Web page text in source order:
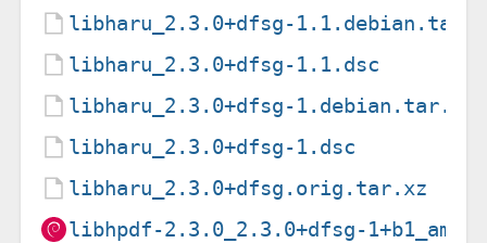
libharu_2.3.0+dfsg-
libharu_2.3.0+dfsg-1.1.dsc
libharu_2.3.0+dfsg-1.debian.tar.xz
libharu_2.3.0+dfsg-1.dsc
libharu_2.3.0+dfsg.orig.tar.xz
libhpdf-2.3.0_2.3.0+dfsg-